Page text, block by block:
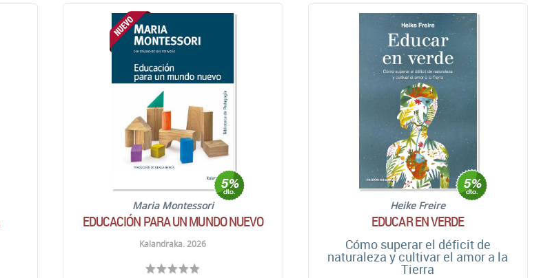
Maria Montessori
EDUCACIÓN PARA UN MUNDO NUEVO
Kalandraka. 2026
Heike Freire
EDUCAR EN VERDE
Cómo superar el déficit de
naturaleza y cultivar el amor a la
Tierra